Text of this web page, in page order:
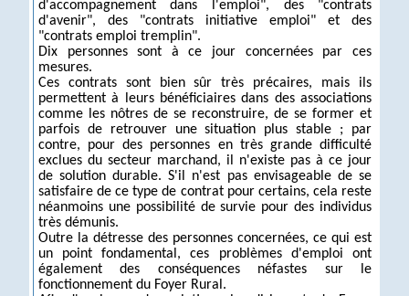
d'accompagnement dans l'emploi", des "contrats
d'avenir", des "contrats initiative emploi" et des
"contrats emploi tremplin".
Dix personnes sont à ce jour concernées par ces
mesures.
Ces contrats sont bien sûr très précaires, mais ils
permettent à leurs bénéficiaires dans des associations
comme les nôtres de se reconstruire, de se former et
parfois de retrouver une situation plus stable ; par
contre, pour des personnes en très grande difficulté
exclues du secteur marchand, il n'existe pas à ce jour
de solution durable. S'il n'est pas envisageable de se
satisfaire de ce type de contrat pour certains, cela reste
néanmoins une possibilité de survie pour des individus
très démunis.
Outre la détresse des personnes concernées, ce qui est
un point fondamental, ces problèmes d'emploi ont
également des conséquences néfastes sur le
fonctionnement du Foyer Rural.